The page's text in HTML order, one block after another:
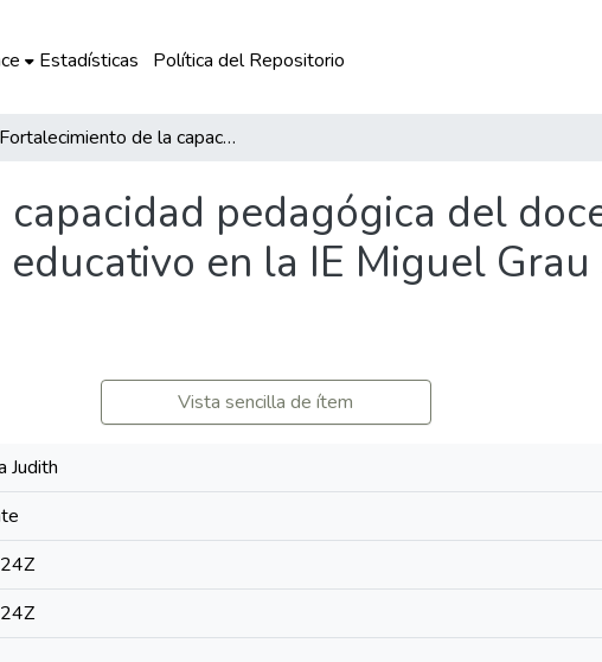
Estadísticas Política del Repositorio
Fortalecimiento de la capacidad pedagógica del docente en uso de las TIC como recurso educativo en la IE Miguel Grau Seminario de Triunfo -2017
pedagógica del
en la IE Miguel
Vista sencilla de ítem
Judith